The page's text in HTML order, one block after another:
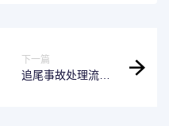
下一篇
追尾事故处理流程